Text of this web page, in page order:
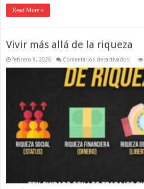
Read More »
Vivir más allá de la riqueza
febrero 9, 2026 Comentarios desactivadosen
más
allá
de
la